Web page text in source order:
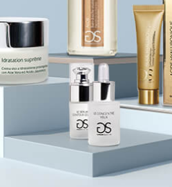
contrastando la disidratazione
concentrazione e riduzione in
foglie dell’Aloe
e dermoprotettiva.